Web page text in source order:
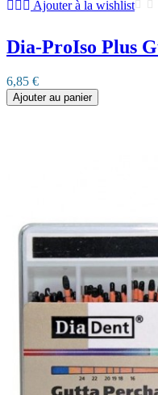
Ajouter à la wishlist
Dia-ProIso Plus
6,85 €
Ajouter au panier